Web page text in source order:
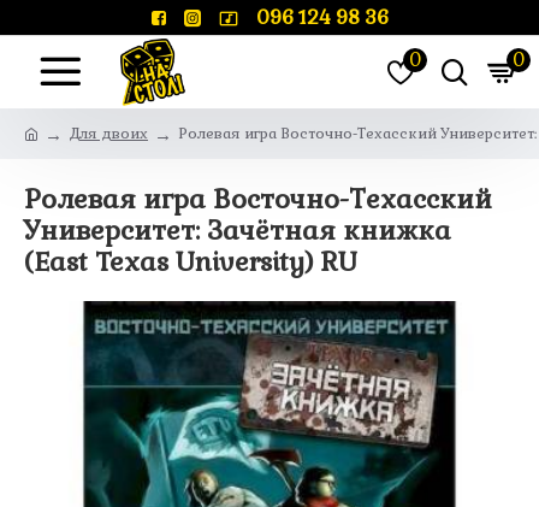
096 124 98 36
0 0
Для двоих Ролевая игра Восточно-Техасский
Ролевая игра Восточно-Техасский
Университет: Зачётная книжка
(East Texas University) RU